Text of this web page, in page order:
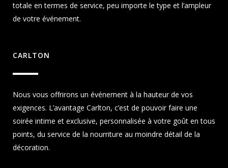
totale en termes de service, peu importe le type et l’ampleur
de votre événement.
CARLTON
Nous vous offrirons un événement à la hauteur de vos
exigences. L’avantage Carlton, c’est de pouvoir faire une
soirée intime et exclusive, personnalisée à votre goût en tous
points, du service de la nourriture au moindre détail de la
décoration.